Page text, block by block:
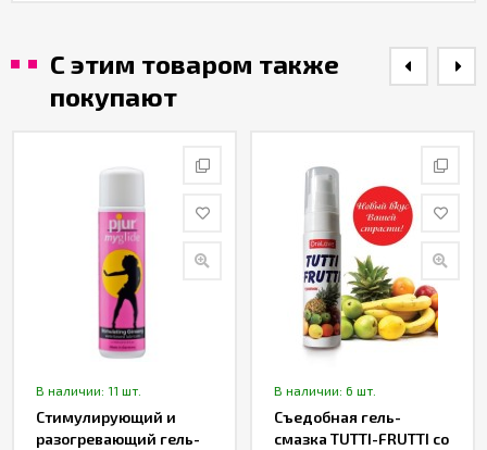
С этим товаром также
покупают
В наличии: 11 шт.
Стимулирующий и
разогревающий гель-
В наличии: 6 шт.
Съедобная гель-
смазка TUTTI-FRUTTI со